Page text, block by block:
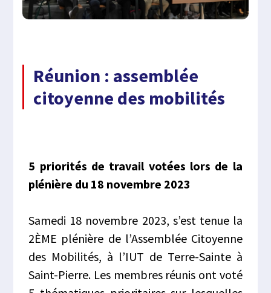
Réunion : assemblée
citoyenne des mobilités
5 priorités de travail votées lors de la
plénière du 18 novembre 2023
Samedi 18 novembre 2023, s’est tenue la
2ÈME plénière de l’Assemblée Citoyenne
des Mobilités, à l’IUT de Terre-Sainte à
Saint-Pierre. Les membres réunis ont voté